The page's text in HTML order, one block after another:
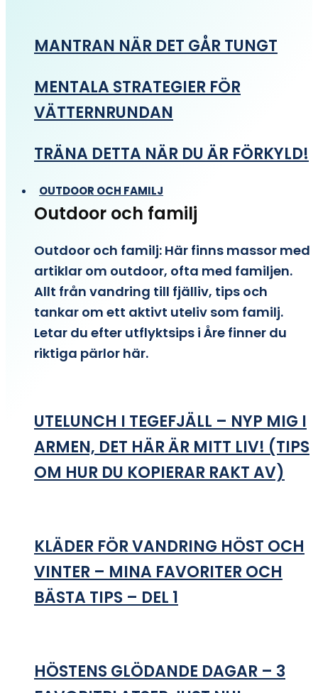
MANTRAN NÄR DET GÅR TUNGT
MENTALA STRATEGIER FÖR
VÄTTERNRUNDAN
TRÄNA DETTA NÄR DU ÄR FÖRKYLD!
OUTDOOR OCH FAMILJ
Outdoor och familj
Outdoor och familj: Här finns massor med
artiklar om outdoor, ofta med familjen.
Allt från vandring till fjälliv, tips och
tankar om ett aktivt uteliv som familj.
Letar du efter utflyktsips i Åre finner du
riktiga pärlor här.
UTELUNCH I TEGEFJÄLL – NYP MIG I
ARMEN, DET HÄR ÄR MITT LIV! (TIPS
OM HUR DU KOPIERAR RAKT AV)
KLÄDER FÖR VANDRING HÖST OCH
VINTER – MINA FAVORITER OCH
BÄSTA TIPS – DEL 1
HÖSTENS GLÖDANDE DAGAR – 3